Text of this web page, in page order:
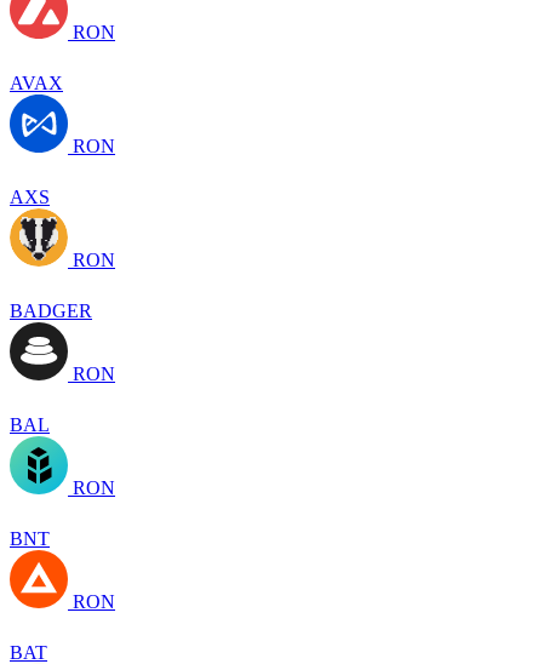
RON
AVAX
RON
AXS
RON
BADGER
RON
BAL
RON
BNT
RON
BAT